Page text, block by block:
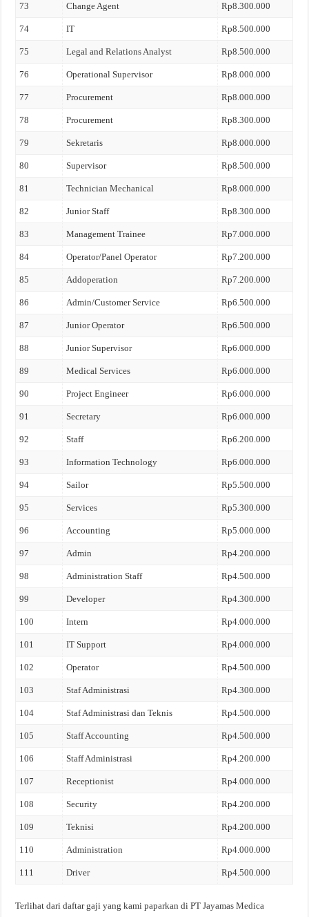
73 Change Agent Rp8.300.000
74 IT Rp8.500.000
75 Legal and Relations Analyst Rp8.500.000
76 Operational Supervisor Rp8.000.000
77 Procurement Rp8.000.000
78 Procurement Rp8.300.000
79 Sekretaris Rp8.000.000
80 Supervisor Rp8.500.000
81 Technician Mechanical Rp8.000.000
82 Junior Staff Rp8.300.000
83 Management Trainee Rp7.000.000
84 Operator/Panel Operator Rp7.200.000
85 Addoperation Rp7.200.000
86 Admin/Customer Service Rp6.500.000
87 Junior Operator Rp6.500.000
88 Junior Supervisor Rp6.000.000
89 Medical Services Rp6.000.000
90 Project Engineer Rp6.000.000
91 Secretary Rp6.000.000
92 Staff Rp6.200.000
93 Information Technology Rp6.000.000
94 Sailor Rp5.500.000
95 Services Rp5.300.000
96 Accounting Rp5.000.000
97 Admin Rp4.200.000
98 Administration Staff Rp4.500.000
99 Developer Rp4.300.000
100 Intern Rp4.000.000
101 IT Support Rp4.000.000
102 Operator Rp4.500.000
103 Staf Administrasi Rp4.300.000
104 Staf Administrasi dan Teknis Rp4.500.000
105 Staff Accounting Rp4.500.000
106 Staff Administrasi Rp4.200.000
107 Receptionist Rp4.000.000
108 Security Rp4.200.000
109 Teknisi Rp4.200.000
110 Administration Rp4.000.000
111 Driver Rp4.500.000
Terlihat dari daftar gaji yang kami paparkan di PT Jayamas Medica